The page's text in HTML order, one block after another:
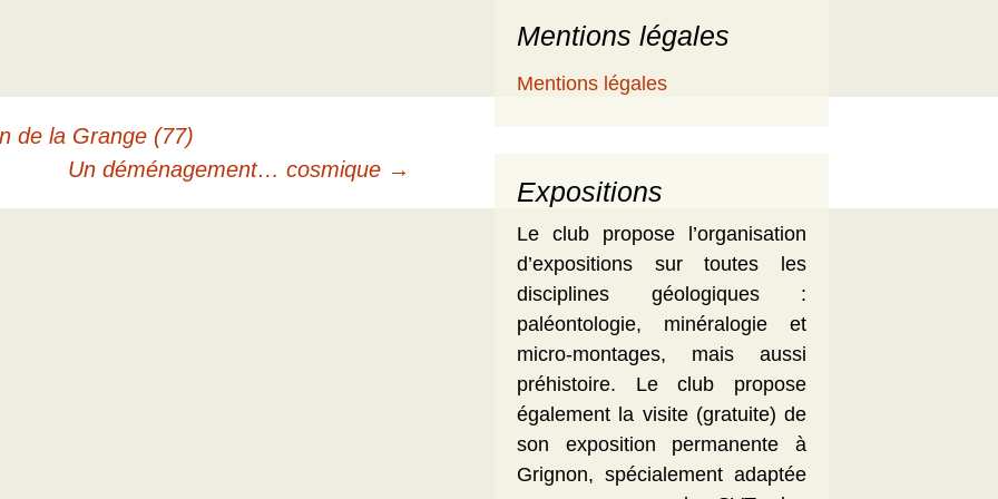
de la Grange (77)
Un déménagement… cosmique →
Mentions légales
Mentions légales
Expositions
Le club propose l’organisation
d’expositions sur toutes les
disciplines géologiques :
paléontologie, minéralogie et
micro-montages, mais aussi
préhistoire. Le club propose
également la visite (gratuite) de
son exposition permanente à
Grignon, spécialement adaptée